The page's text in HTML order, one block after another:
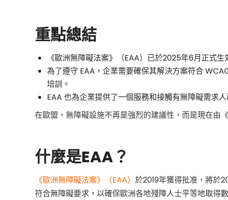
保
符
合
歐
洲
重點總結
《歐洲無障礙法案》（EAA）已於2025年6月正式生
為了遵守 EAA，企業需要確保其解決方案符合
培訓。
EAA 也為企業提供了一個服務和接觸有無障礙需求人
在歐盟，無障礙設施不再是強烈的建議性，而是現在由
什麼是EAA？
《歐洲無障礙法案》（EAA）於2019年獲得批准，將於
符合無障礙要求，以確保歐洲各地殘障人士平等地取得